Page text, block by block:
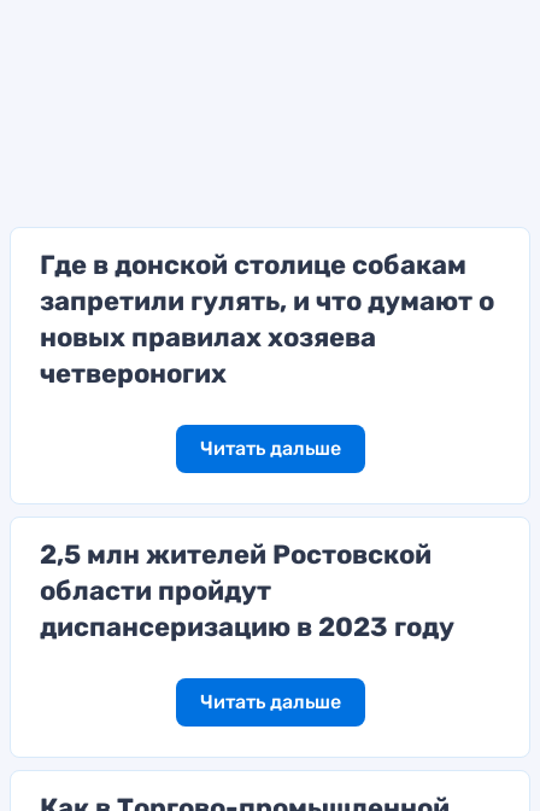
Где в донской столице собакам
запретили гулять, и что думают о
новых правилах хозяева
четвероногих
Читать дальше
2,5 млн жителей Ростовской
области пройдут
диспансеризацию в 2023 году
Читать дальше